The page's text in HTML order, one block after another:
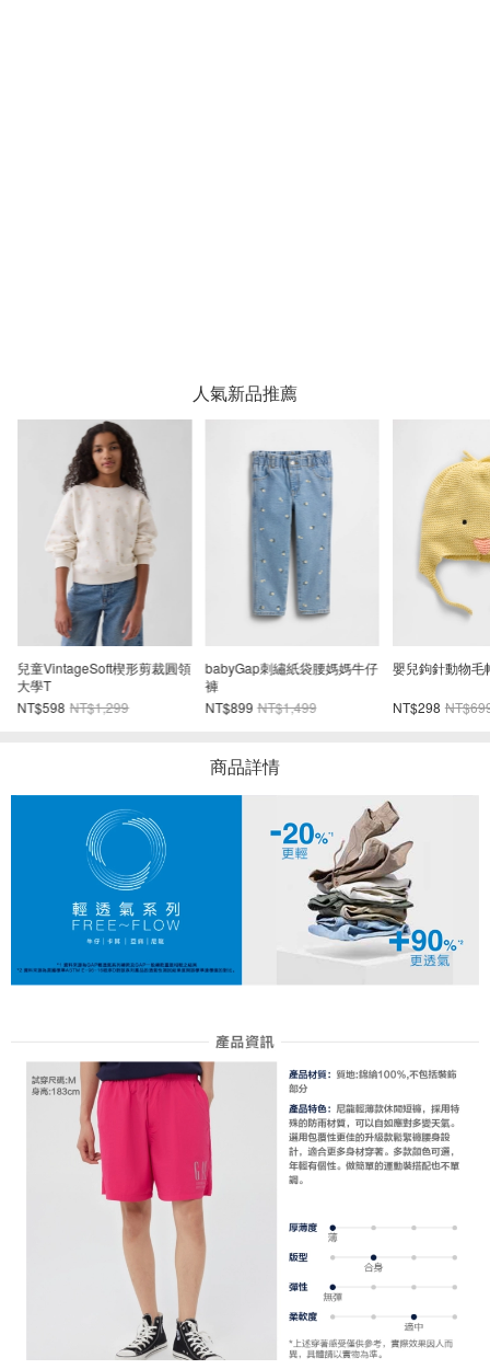
人氣新品推薦
兒童VintageSoft楔形剪裁圓領
大學T
NT$598 NT$1,299
babyGap刺繡紙袋腰媽媽牛仔
褲
NT$899 NT$1,499
嬰兒鉤針動物毛
NT$298
商品詳情